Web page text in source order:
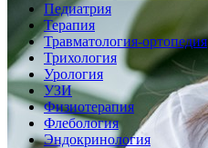
Педиатрия
Терапия
Травматология-ортопедия
Трихология
Урология
УЗИ
Физиотерапия
Флебология
Эндокринология